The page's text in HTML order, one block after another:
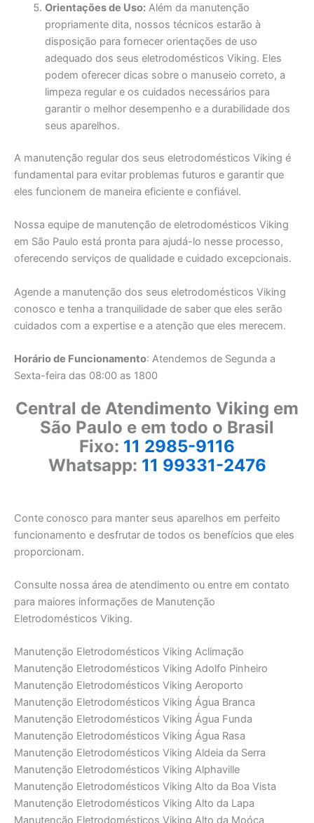
Orientações de Uso:Além da manutenção
propriamente dita, nossos técnicos estarão à
disposição para fornecer orientações de uso
adequado dos seus eletrodomésticos Viking. Eles
podem oferecer dicas sobre o manuseio correto, a
limpeza regular e os cuidados necessários para
garantir o melhor desempenho e a durabilidade dos
seus aparelhos.
A manutenção regular dos seus eletrodomésticos Viking é
fundamental para evitar problemas futuros e garantir que
eles funcionem de maneira eficiente e confiável.
Nossa equipe de manutenção de eletrodomésticos Viking
em São Paulo está pronta para ajudá-lo nesse processo,
oferecendo serviços de qualidade e cuidado excepcionais.
Agende a manutenção dos seus eletrodomésticos Viking
conosco e tenha a tranquilidade de saber que eles serão
cuidados com a expertise e a atenção que eles merecem.
Horário de Funcionamento: Atendemos de Segunda a
Sexta-feira das 08:00 as 1800
Central de Atendimento Viking em
São Paulo e em todo o Brasil
Fixo: 11 2985-9116
Whatsapp: 11 99331-2476
Conte conosco para manter seus aparelhos em perfeito
funcionamento e desfrutar de todos os benefícios que eles
proporcionam.
Consulte nossa área de atendimento ou entre em contato
para maiores informações de Manutenção
Eletrodomésticos Viking.
Manutenção Eletrodomésticos Viking Aclimação
Manutenção Eletrodomésticos Viking Adolfo Pinheiro
Manutenção Eletrodomésticos Viking Aeroporto
Manutenção Eletrodomésticos Viking Água Branca
Manutenção Eletrodomésticos Viking Água Funda
Manutenção Eletrodomésticos Viking Água Rasa
Manutenção Eletrodomésticos Viking Aldeia da Serra
Manutenção Eletrodomésticos Viking Alphaville
Manutenção Eletrodomésticos Viking Alto da Boa Vista
Manutenção Eletrodomésticos Viking Alto da Lapa
Manutenção Eletrodomésticos Viking Alto da Moóca